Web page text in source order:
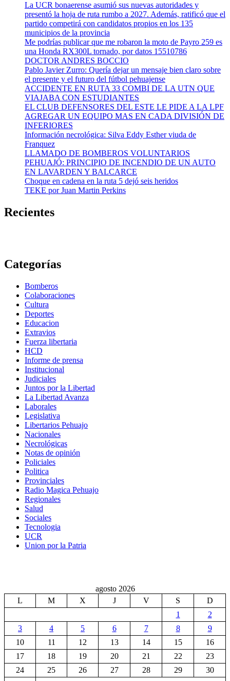
La UCR bonaerense asumió sus nuevas autoridades y
presentó la hoja de ruta rumbo a 2027. Además, ratificó que el
partido competirá con candidatos propios en los 135
municipios de la provincia
Me podrías publicar que me robaron la moto de Payro 259 es
una Honda RX300L tornado, por datos 15510786
DOCTOR ANDRES BOCCIO
Pablo Javier Zurro: Quería dejar un mensaje bien claro sobre
el presente y el futuro del fútbol pehuajense
ACCIDENTE EN RUTA 33 COMBI DE LA UTN QUE
VIAJABA CON ESTUDIANTES
EL CLUB DEFENSORES DEL ESTE LE PIDE A LA LPF
AGREGAR UN EQUIPO MAS EN CADA DIVISIÓN DE
INFERIORES
Información necrológica: Silva Eddy Esther viuda de
Franquez
LLAMADO DE BOMBEROS VOLUNTARIOS
PEHUAJÓ: PRINCIPIO DE INCENDIO DE UN AUTO
EN LAVARDEN Y BALCARCE
Choque en cadena en la ruta 5 dejó seis heridos
TEKE por Juan Martin Perkins
Recientes
Categorías
Bomberos
Colaboraciones
Cultura
Deportes
Educacion
Extravios
Fuerza libertaria
HCD
Informe de prensa
Institucional
Judiciales
Juntos por la Libertad
La Libertad Avanza
Laborales
Legislativa
Libertarios Pehuajo
Nacionales
Necrológicas
Notas de opinión
Policiales
Politica
Provinciales
Radio Magica Pehuajo
Regionales
Salud
Sociales
Tecnologia
UCR
Union por la Patria
agosto 2026
L
M X J V S
D
1
2
3
4 5 6 7 8
9
10
11 12 13 14 15
16
17
18 19 20 21 22
23
24
25 26 27 28 29
30